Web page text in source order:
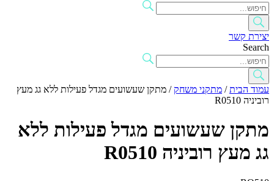
יצירת קשר
Search
עמוד הבית/ מתקני משחק / מתקן שעשועים מגדל פעילות ללא גג מעץ
רוביניה R0510
מתקן שעשועים מגדל פעילות ללא
גג מעץ רוביניה R0510